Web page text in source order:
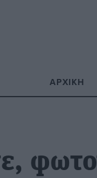
ΑΡΧΙΚΉ